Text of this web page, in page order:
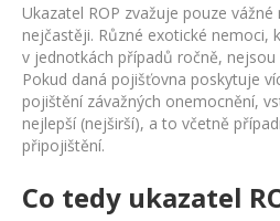
Ukazatel ROP zvažuje pouze
nejčastěji. Různé exotické nemoci,
v jednotkách případů ročně, nejsou
Pokud daná pojišťovna poskytuje
pojištění závažných onemocnění,
nejlepší (nejširší), a to včetně
připojištění.
Co tedy ukazatel